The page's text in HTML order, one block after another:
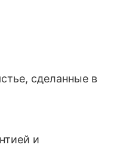
сделанные в
и